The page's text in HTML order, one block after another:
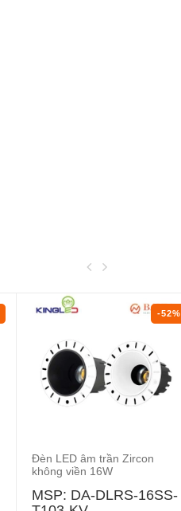
-52%
Đèn LED âm trần Zircon
không viền 16W
MSP: DA-DLRS-16SS-